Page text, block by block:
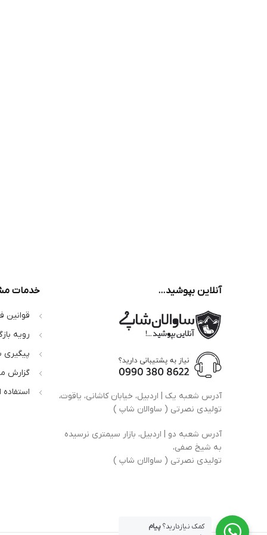
آنلاین بپوشید…
آدرس شعبه یک | اردبیل، خیابان کاشانی، یاقوت،
تولیدی نصرتی ( ساوالان شاپ )
آدرس شعبه دو | اردبیل، بازار سیمتری نرسیده
به شیخ صفی،
تولیدی نصرتی ( ساوالان شاپ )
خدمات
قوانین
رویه
گزارش
کمک نیازدارید؟پیام